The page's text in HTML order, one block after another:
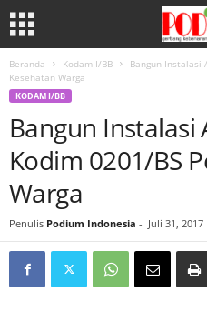
Beranda Kodam I/BB
Bangun Instalasi
Kesehatan Warga
KODAM I/BB
Bangun Instalasi
Kodim 0201/BS
Warga
Penulis Podium Indonesia - Juli 31, 2017